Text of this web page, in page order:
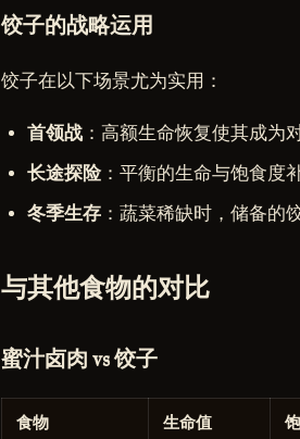
饺子的战略运用
饺子在以下场景尤为实用：
首领战 ：高额生命恢复使其成为
长途探险：平衡的生命与饱食度
冬季生存 ：蔬菜稀缺时，储备的
与其他食物的对比
蜜汁卤肉 vs 饺子
食物 生命值